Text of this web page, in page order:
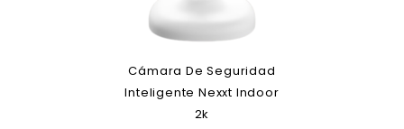
Cámara De Seguridad
Inteligente Nexxt Indoor
2k